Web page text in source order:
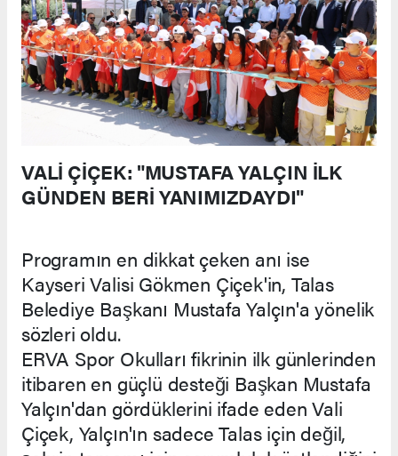
VALİ ÇİÇEK: "MUSTAFA YALÇIN İLK
GÜNDEN BERİ YANIMIZDAYDI"
Programın en dikkat çeken anı ise
Kayseri Valisi Gökmen Çiçek'in, Talas
Belediye Başkanı Mustafa Yalçın'a yönelik
sözleri oldu.
ERVA Spor Okulları fikrinin ilk günlerinden
itibaren en güçlü desteği Başkan Mustafa
Yalçın'dan gördüklerini ifade eden Vali
Çiçek, Yalçın'ın sadece Talas için değil,